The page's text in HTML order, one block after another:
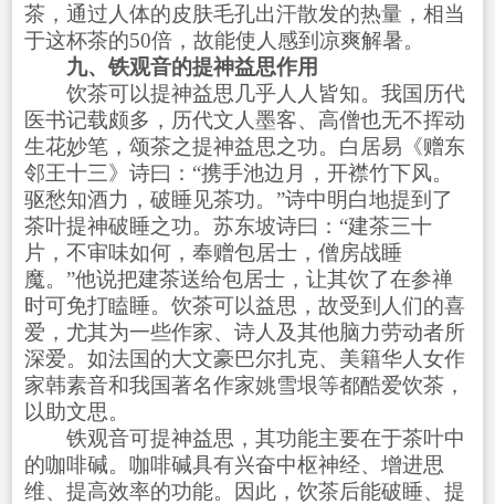
茶，通过人体的皮肤毛孔出汗散发的热量，相当
于这杯茶的50倍，故能使人感到凉爽解暑。
九、铁观音的提神益思作用
饮茶可以提神益思几乎人人皆知。我国历代
医书记载颇多，历代文人墨客、高僧也无不挥动
生花妙笔，颂茶之提神益思之功。白居易《赠东
邻王十三》诗曰：“携手池边月，开襟竹下风。
驱愁知酒力，破睡见茶功。”诗中明白地提到了
茶叶提神破睡之功。苏东坡诗曰：“建茶三十
片，不审味如何，奉赠包居士，僧房战睡
魔。”他说把建茶送给包居士，让其饮了在参禅
时可免打瞌睡。饮茶可以益思，故受到人们的喜
爱，尤其为一些作家、诗人及其他脑力劳动者所
深爱。如法国的大文豪巴尔扎克、美籍华人女作
家韩素音和我国著名作家姚雪垠等都酷爱饮茶，
以助文思。
铁观音可提神益思，其功能主要在于茶叶中
的咖啡碱。咖啡碱具有兴奋中枢神经、增进思
维、提高效率的功能。因此，饮茶后能破睡、提